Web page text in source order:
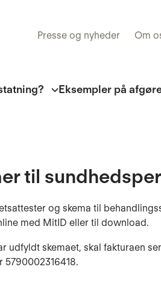
Presse og nyheder Om
Eksempler på
til
og skema til
med MitID eller til download.
udfyldt skemaet, skal fakturaen
5790002316418.